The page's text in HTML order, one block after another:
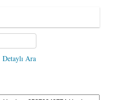
Detaylı Ara